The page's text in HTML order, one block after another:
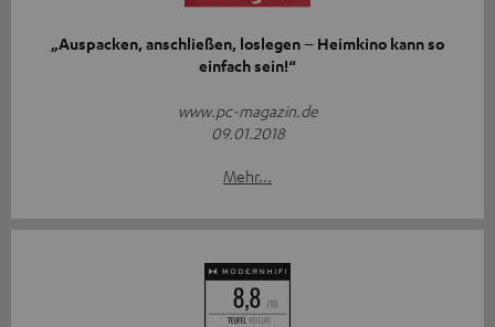
„Auspacken, anschließen, loslegen – Heimkino kann so
einfach sein!“
www.pc-magazin.de
09.01.2018
Mehr...